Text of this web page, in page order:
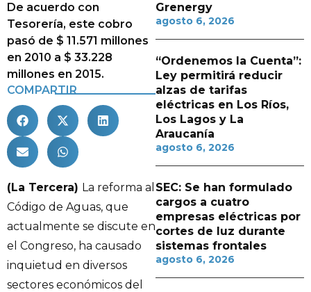
De acuerdo con
Tesorería, este cobro
pasó de $ 11.571 millones
en 2010 a $ 33.228
millones en 2015.
COMPARTIR
(La Tercera) La reforma al
Código de Aguas, que
actualmente se discute en
el Congreso, ha causado
inquietud en diversos
sectores económicos del
Grenergy
agosto 6, 2026
“Ordenemos la Cuenta”:
Ley permitirá reducir
alzas de tarifas
eléctricas en Los Ríos,
Los Lagos y La
Araucanía
agosto 6, 2026
SEC: Se han formulado
cargos a cuatro
empresas eléctricas por
cortes de luz durante
sistemas frontales
agosto 6, 2026